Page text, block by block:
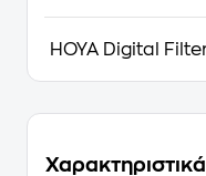
HOYA Digital
Χαρακτηριστικά